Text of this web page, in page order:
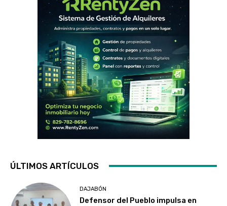
ÚLTIMOS ARTÍCULOS
DAJABÓN
Defensor del Pueblo impulsa en